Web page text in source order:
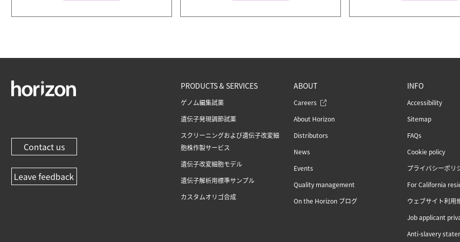
Contact us
Leave feedback
PRODUCTS & SERVICES
ゲノム編集試薬
遺伝子発現調節試薬
スクリーニングおよび遺伝子改変細
胞株作製サービス
遺伝子改変細胞モデル
遺伝子解析用標準サンプル
カスタムオリゴ合成
ABOUT
Careers
About Horizon
Distributors
News
Events
Quality management
On the Horizon ブログ
INFO
Accessibility
Sitemap
FAQs
Cookie policy
プライバシーポリ
For California
ウェブサイト利用
Job applicant
Anti-slavery